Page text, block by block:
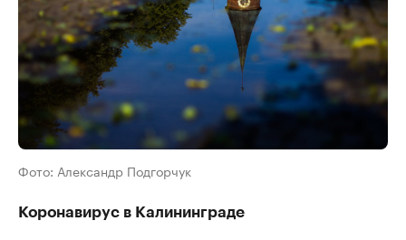
Фото: Александр Подгорчук
Коронавирус в Калининграде